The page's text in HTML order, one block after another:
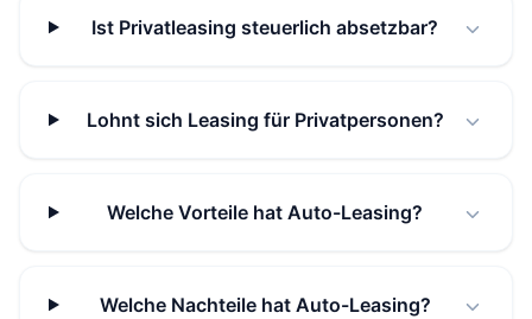
Ist Privatleasing steuerlich absetzbar?
Lohnt sich Leasing für Privatpersonen?
Welche Vorteile hat Auto-Leasing?
Welche Nachteile hat Auto-Leasing?